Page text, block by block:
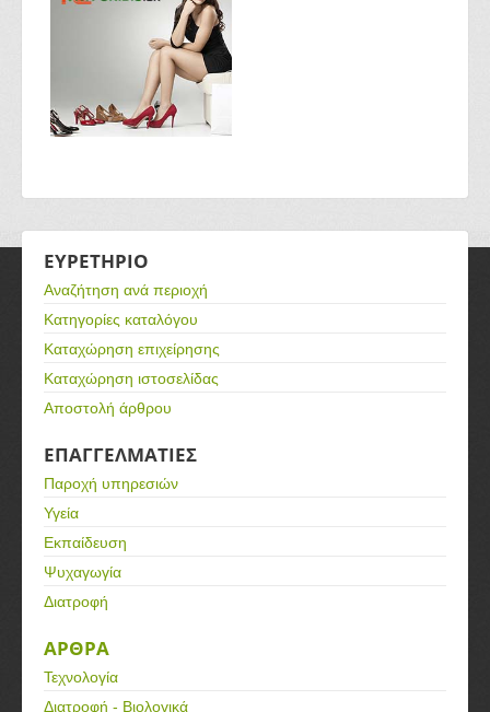
ΕΥΡΕΤΗΡΙΟ
Αναζήτηση ανά περιοχή
Κατηγορίες καταλόγου
Καταχώρηση επιχείρησης
Καταχώρηση ιστοσελίδας
Αποστολή άρθρου
ΕΠΑΓΓΕΛΜΑΤΙΕΣ
Παροχή υπηρεσιών
Υγεία
Εκπαίδευση
Ψυχαγωγία
Διατροφή
ΑΡΘΡΑ
Τεχνολογία
Διατροφή - Βιολογικά